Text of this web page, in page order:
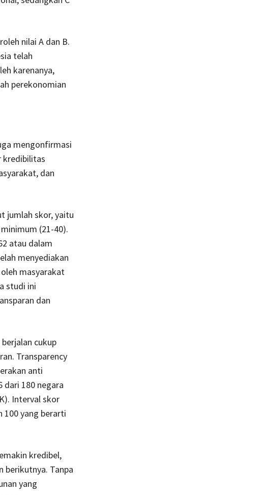
nilai A dan B.
telah
karenanya,
perekonomian
mengonfirmasi
kredibilitas
dan
jumlah skor, yaitu
(21-40).
atau dalam
menyediakan
masyarakat
studi ini
dan
cukup
Transparency
anti
dari 180 negara
Interval skor
100 yang berarti
kredibel,
berikutnya. Tanpa
yang